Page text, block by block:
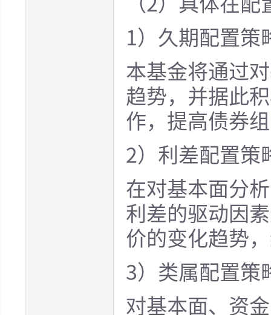
1）久期配置策
本基金将通过
趋势，并据此
作，提高债券
2）利差配置策
在对基本面分
利差的驱动因
价的变化趋势
3）类属配置策
对基本面、资